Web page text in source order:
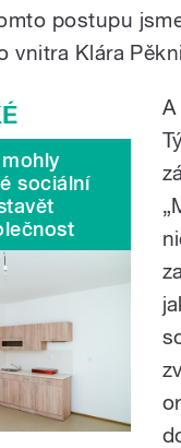
postupu
vnitra Klára
sociální
A